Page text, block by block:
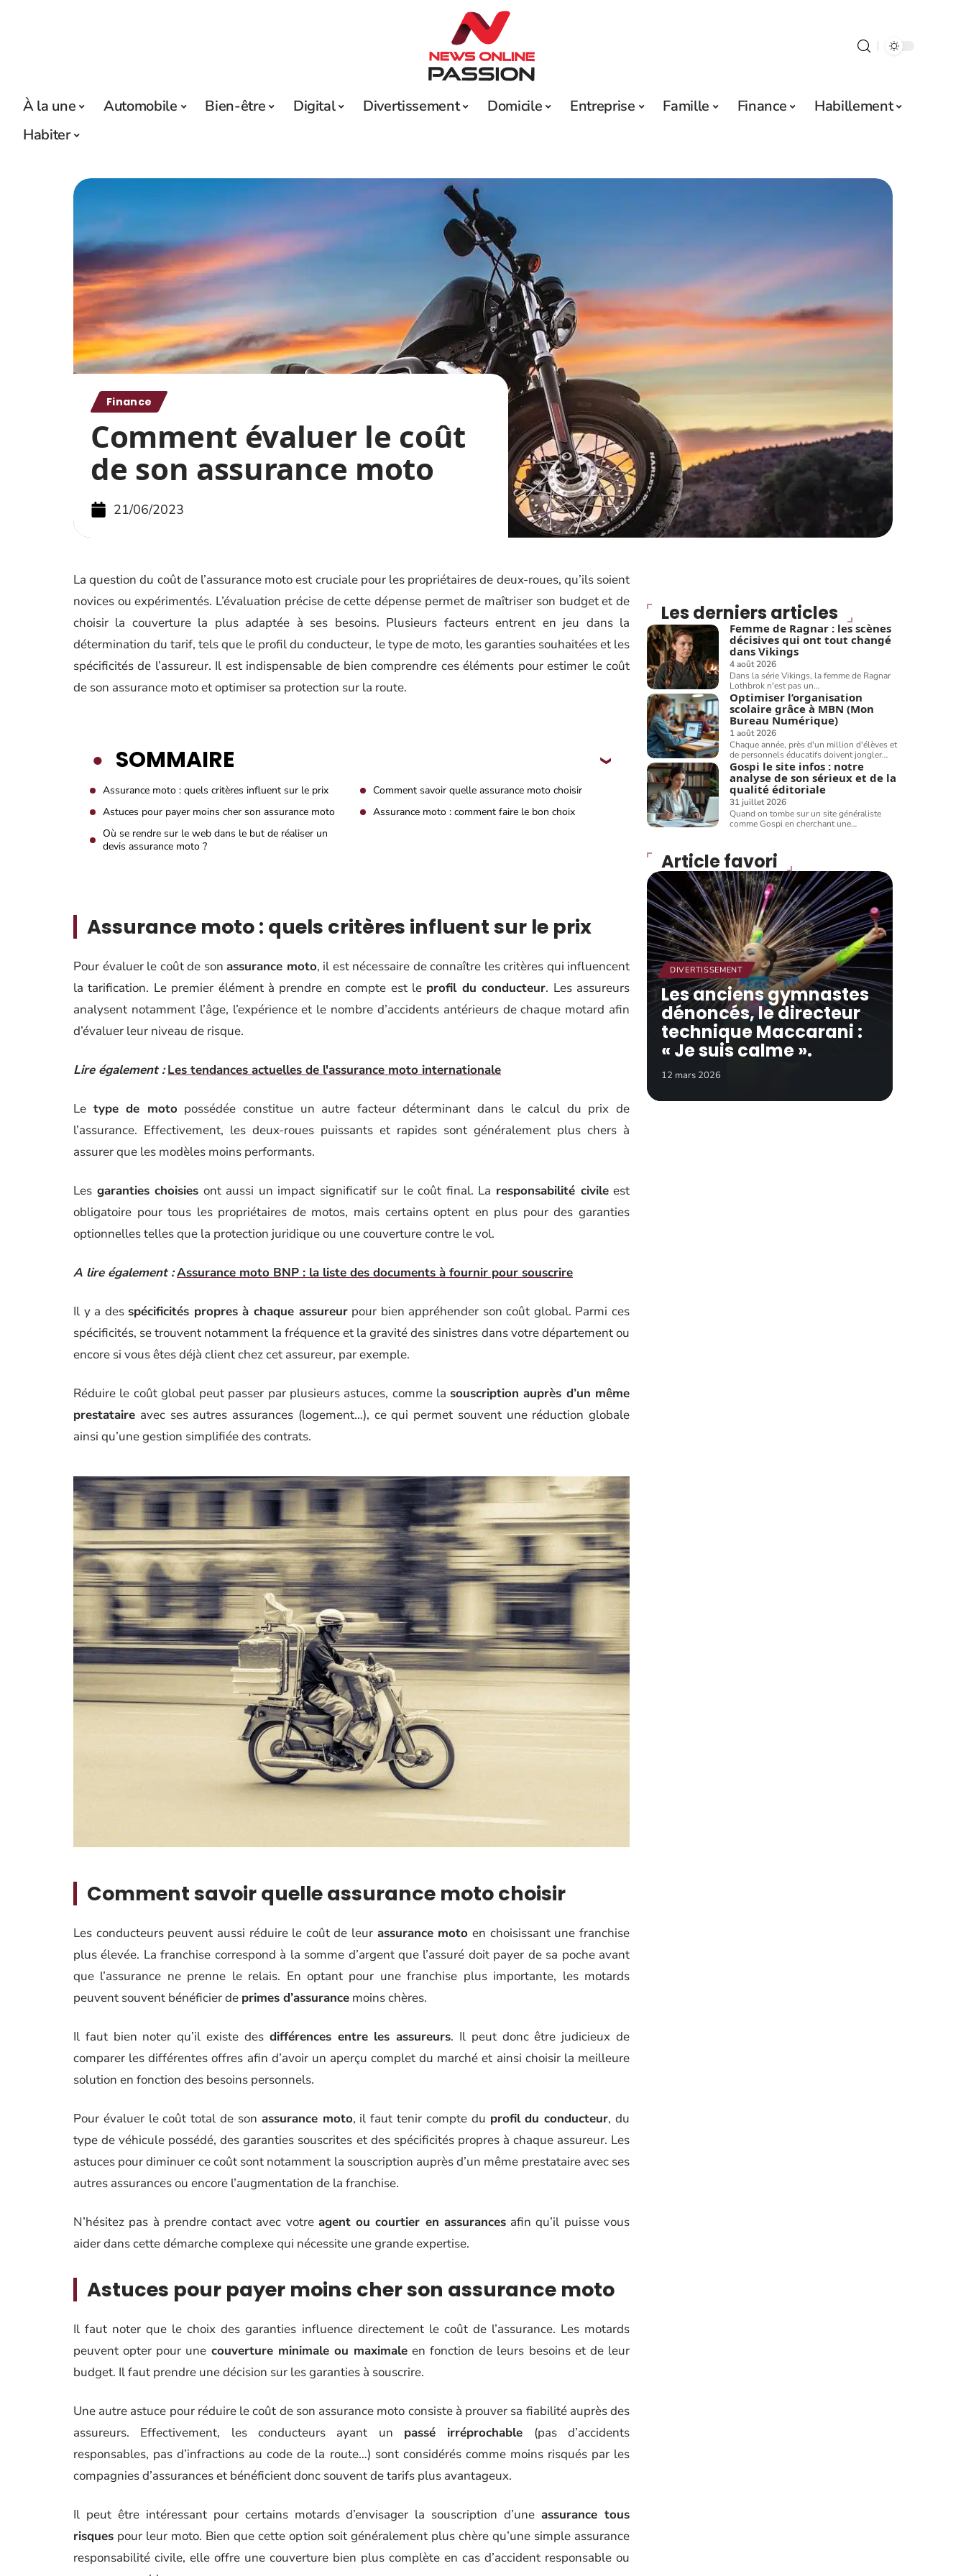
À la une Automobile Bien-être Digital Divertissement Domicile Entreprise Famille Finance
Habillement
Habiter
Finance
Comment évaluer le coût
de son assurance moto
21/06/2023
La question du coût de l’assurance moto est cruciale pour les propriétaires de deux-roues, qu’ils soient
novices ou expérimentés. L’évaluation précise de cette dépense permet de maîtriser son budget et de
choisir la couverture la plus adaptée à ses besoins. Plusieurs facteurs entrent en jeu dans la
détermination du tarif, tels que le profil du conducteur, le type de moto, les garanties souhaitées et les
spécificités de l’assureur. Il est indispensable de bien comprendre ces éléments pour estimer le coût
de son assurance moto et optimiser sa protection sur la route.
SOMMAIRE
Assurance moto : quels critères influent sur le prix
Comment savoir quelle assurance moto choisir
Astuces pour payer moins cher son assurance moto
Assurance moto : comment faire le bon choix
Où se rendre sur le web dans le but de réaliser un
devis assurance moto ?
Assurance moto : quels critères influent sur le prix
Pour évaluer le coût de son assurance moto, il est nécessaire de connaître les critères qui influencent
la tarification. Le premier élément à prendre en compte est le profil du conducteur. Les assureurs
analysent notamment l’âge, l’expérience et le nombre d’accidents antérieurs de chaque motard afin
d’évaluer leur niveau de risque.
Lire également : Les tendances actuelles de l'assurance moto internationale
Le type de moto possédée constitue un autre facteur déterminant dans le calcul du prix de
l’assurance. Effectivement, les deux-roues puissants et rapides sont généralement plus chers à
assurer que les modèles moins performants.
Les garanties choisies ont aussi un impact significatif sur le coût final. La responsabilité civileest
obligatoire pour tous les propriétaires de motos, mais certains optent en plus pour des garanties
optionnelles telles que la protection juridique ou une couverture contre le vol.
A lire également :Assurance moto BNP : la liste des documents à fournir pour souscrire
Il y a des spécificités propres à chaque assureurpour bien appréhender son coût global. Parmi ces
spécificités, se trouvent notamment la fréquence et la gravité des sinistres dans votre département ou
encore si vous êtes déjà client chez cet assureur, par exemple.
Réduire le coût global peut passer par plusieurs astuces, comme la souscription auprès d’un même
prestataire avec ses autres assurances (logement…), ce qui permet souvent une réduction globale
ainsi qu’une gestion simplifiée des contrats.
Comment savoir quelle assurance moto choisir
Les conducteurs peuvent aussi réduire le coût de leur assurance moto en choisissant une franchise
plus élevée. La franchise correspond à la somme d’argent que l’assuré doit payer de sa poche avant
que l’assurance ne prenne le relais. En optant pour une franchise plus importante, les motards
peuvent souvent bénéficier de primes d’assurance moins chères.
Il faut bien noter qu’il existe des différences entre les assureurs. Il peut donc être judicieux de
comparer les différentes offres afin d’avoir un aperçu complet du marché et ainsi choisir la meilleure
solution en fonction des besoins personnels.
Pour évaluer le coût total de son assurance moto, il faut tenir compte du profil du conducteur, du
type de véhicule possédé, des garanties souscrites et des spécificités propres à chaque assureur. Les
astuces pour diminuer ce coût sont notamment la souscription auprès d’un même prestataire avec ses
autres assurances ou encore l’augmentation de la franchise.
N’hésitez pas à prendre contact avec votre agent ou courtier en assurancesafin qu’il puisse vous
aider dans cette démarche complexe qui nécessite une grande expertise.
Astuces pour payer moins cher son assurance moto
Il faut noter que le choix des garanties influence directement le coût de l’assurance. Les motards
peuvent opter pour une couverture minimale ou maximaleen fonction de leurs besoins et de leur
budget. Il faut prendre une décision sur les garanties à souscrire.
Une autre astuce pour réduire le coût de son assurance moto consiste à prouver sa fiabilité auprès des
assureurs. Effectivement, les conducteurs ayant un passé irréprochable (pas d’accidents
responsables, pas d’infractions au code de la route…) sont considérés comme moins risqués par les
compagnies d’assurances et bénéficient donc souvent de tarifs plus avantageux.
Il peut être intéressant pour certains motards d’envisager la souscription d’uneassurance tous
risques pour leur moto. Bien que cette option soit généralement plus chère qu’une simple assurance
responsabilité civile, elle offre une couverture bien plus complète en cas d’accident responsable ou
Les derniers articles
Femme de Ragnar : les scènes
décisives qui ont tout changé
dans Vikings
4 août 2026
Dans la série Vikings, la femme de Ragnar
Lothbrok n'est pas un…
Optimiser l’organisation
scolaire grâce à MBN (Mon
Bureau Numérique)
1 août 2026
Chaque année, près d'un million d'élèves et
de personnels éducatifs doivent jongler…
Gospi le site infos : notre
analyse de son sérieux et de la
qualité éditoriale
31 juillet 2026
Quand on tombe sur un site généraliste
comme Gospi en cherchant une…
Article favori
DIVERTISSEMENT
Les anciens gymnastes
dénoncés, le directeur
technique Maccarani :
« Je suis calme ».
12 mars 2026